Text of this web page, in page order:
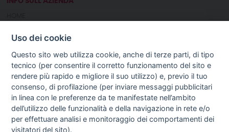
NOTIZIE
GUIDA AGLI ACQUISTI
PROCEDURA DI ACQUISTO
DIRITTO DI RECESSO
SPEDIZIONI E COSTI
Uso dei cookie
Questo sito web utilizza cookie, anche di terze parti, di tipo
tecnico (per consentire il corretto funzionamento del sito e
rendere più rapido e migliore il suo utilizzo) e, previo il tuo
consenso, di profilazione (per inviare messaggi pubblicitari
in linea con le preferenze da te manifestate nell’ambito
dell’utilizzo delle funzionalità e della navigazione in rete e/o
per effettuare analisi e monitoraggio dei comportamenti dei
visitatori del sito).